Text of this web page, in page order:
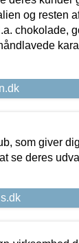
og resten
chokolade,
som giver
se deres